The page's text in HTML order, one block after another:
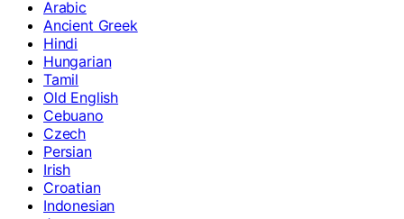
Arabic
Ancient Greek
Hindi
Hungarian
Tamil
Old English
Cebuano
Czech
Persian
Irish
Croatian
Indonesian